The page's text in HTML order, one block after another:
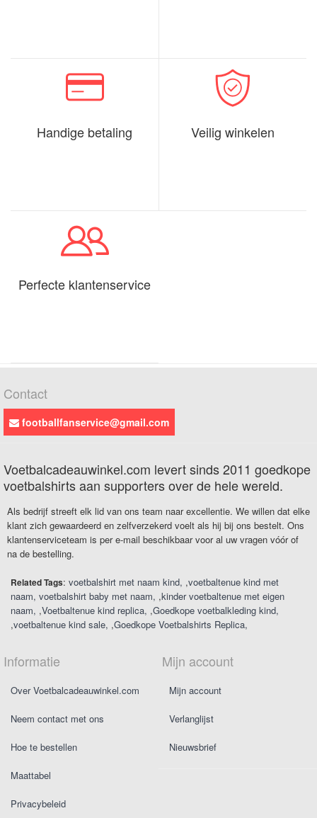
Handige betaling Veilig winkelen
Perfecte klantenservice
Contact
footballfanservice@gmail.com
Voetbalcadeauwinkel.com levert sinds 2011 goedkope
voetbalshirts aan supporters over de hele wereld.
Als bedrijf streeft elk lid van ons team naar excellentie. We willen dat elke
klant zich gewaardeerd en zelfverzekerd voelt als hij bij ons bestelt. Ons
klantenserviceteam is per e-mail beschikbaar voor al uw vragen vóór of
na de bestelling.
Related Tags: voetbalshirt met naam kind ,voetbaltenue kind met
naam voetbalshirt baby met naam ,kinder voetbaltenue met eigen
naam ,Voetbaltenue kind replica ,Goedkope voetbalkleding kind
,voetbaltenue kind sale ,Goedkope Voetbalshirts Replica
Informatie
Over Voetbalcadeauwinkel.com
Neem contact met ons
Hoe te bestellen
Maattabel
Privacybeleid
Mijn account
Mijn account
Verlanglijst
Nieuwsbrief